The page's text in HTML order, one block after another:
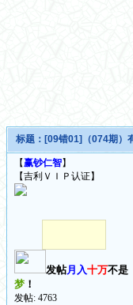
标题： [09错01]（074期）
【赢钞仁智】
【吉利ＶＩＰ认证】
发帖月入十万不是
梦！
发帖: 4763